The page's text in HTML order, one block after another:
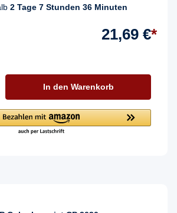
2 Tage 7 Stunden 36 Minuten
21,69 €*
In den Warenkorb